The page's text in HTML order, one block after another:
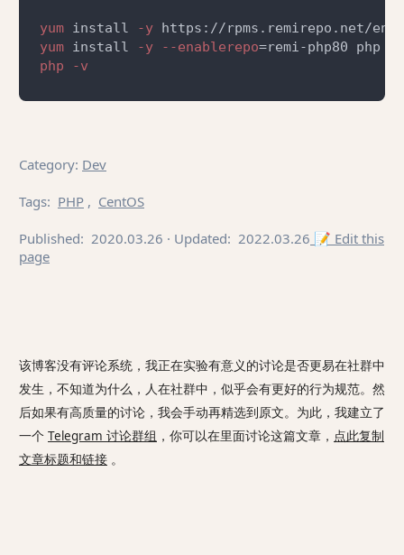
yum install -y
yum install -y --enablerepo
Category: Dev
Tags: PHP , CentOS
Published: 2020.03.26 · Updated: 2022.03.26 📝 Edit this
page
该博客没有评论系统，我正在实验有意义的讨论是否更易在社群中
发生，不知道为什么，人在社群中，似乎会有更好的行为规范。然
后如果有高质量的讨论，我会手动再精选到原文。为此，我建立了
一个 Telegram 讨论群组 ，你可以在里面讨论这篇文章， 点此复制
文章标题和链接 。